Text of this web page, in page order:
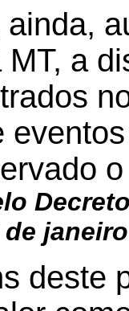
ainda,
a
deste